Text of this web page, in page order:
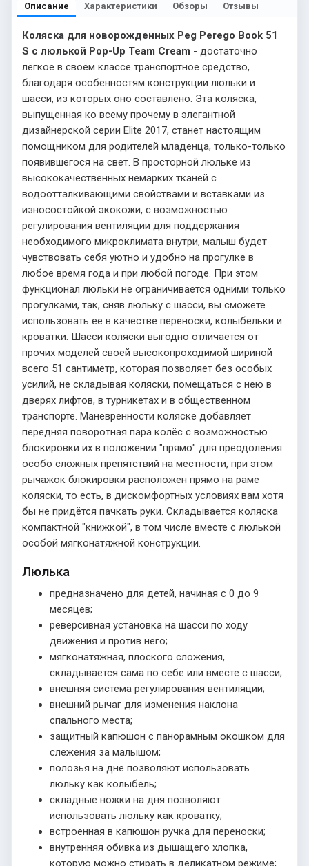
Описание Характеристики Обзоры Отзывы
Коляска для новорожденных Peg Perego Book 51
S с люлькой Pop-Up Team Cream - достаточно
лёгкое в своём классе транспортное средство,
благодаря особенностям конструкции люльки и
шасси, из которых оно составлено. Эта коляска,
выпущенная ко всему прочему в элегантной
дизайнерской серии Elite 2017, станет настоящим
помощником для родителей младенца, только-только
появившегося на свет. В просторной люльке из
высококачественных немарких тканей с
водоотталкивающими свойствами и вставками из
износостойкой экокожи, с возможностью
регулирования вентиляции для поддержания
необходимого микроклимата внутри, малыш будет
чувствовать себя уютно и удобно на прогулке в
любое время года и при любой погоде. При этом
функционал люльки не ограничивается одними только
прогулками, так, сняв люльку с шасси, вы сможете
использовать её в качестве переноски, колыбельки и
кроватки. Шасси коляски выгодно отличается от
прочих моделей своей высокопроходимой шириной
всего 51 сантиметр, которая позволяет без особых
усилий, не складывая коляски, помещаться с нею в
дверях лифтов, в турникетах и в общественном
транспорте. Маневренности коляске добавляет
передняя поворотная пара колёс с возможностью
блокировки их в положении "прямо" для преодоления
особо сложных препятствий на местности, при этом
рычажок блокировки расположен прямо на раме
коляски, то есть, в дискомфортных условиях вам хотя
бы не придётся пачкать руки. Складывается коляска
компактной "книжкой", в том числе вместе с люлькой
особой мягконатяжной конструкции.
Люлька
предназначено для детей, начиная с 0 до 9
месяцев;
реверсивная установка на шасси по ходу
движения и против него;
мягконатяжная, плоского сложения,
складывается сама по себе или вместе с шасси;
внешняя система регулирования вентиляции;
внешний рычаг для изменения наклона
спального места;
защитный капюшон с панорамным окошком для
слежения за малышом;
полозья на дне позволяют использовать
люльку как колыбель;
складные ножки на дня позволяют
использовать люльку как кроватку;
встроенная в капюшон ручка для переноски;
внутренняя обивка из дышащего хлопка,
которую можно стирать в деликатном режиме;